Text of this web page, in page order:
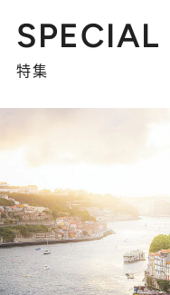
SPECIAL
特集